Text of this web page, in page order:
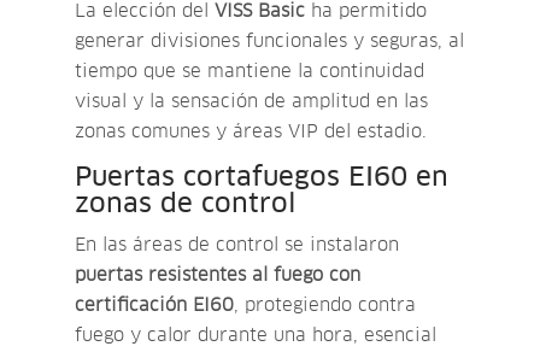
La elección delVISS Basic ha permitido
generar divisiones funcionales y seguras, al
tiempo que se mantiene la continuidad
visual y la sensación de amplitud en las
zonas comunes y áreas VIP del estadio.
Puertas cortafuegos EI60 en
zonas de control
En las áreas de control se instalaron
puertas resistentes al fuego con
certificación EI60 , protegiendo contra
fuego y calor durante una hora, esencial